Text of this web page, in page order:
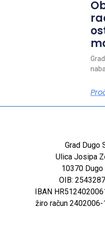
Grad Dugo
Ulica Josipa
10370
OIB:
IBAN
žiro račun